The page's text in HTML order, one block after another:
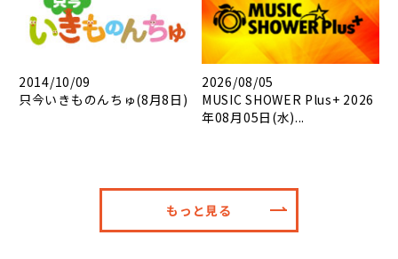
2014/10/09
只今いきものんちゅ(8月8日)
2026/08/05
MUSIC SHOWER Plus+ 2026
年08月05日(水)...
もっと見る